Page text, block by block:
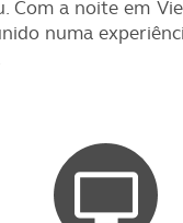
Com a noite em
numa